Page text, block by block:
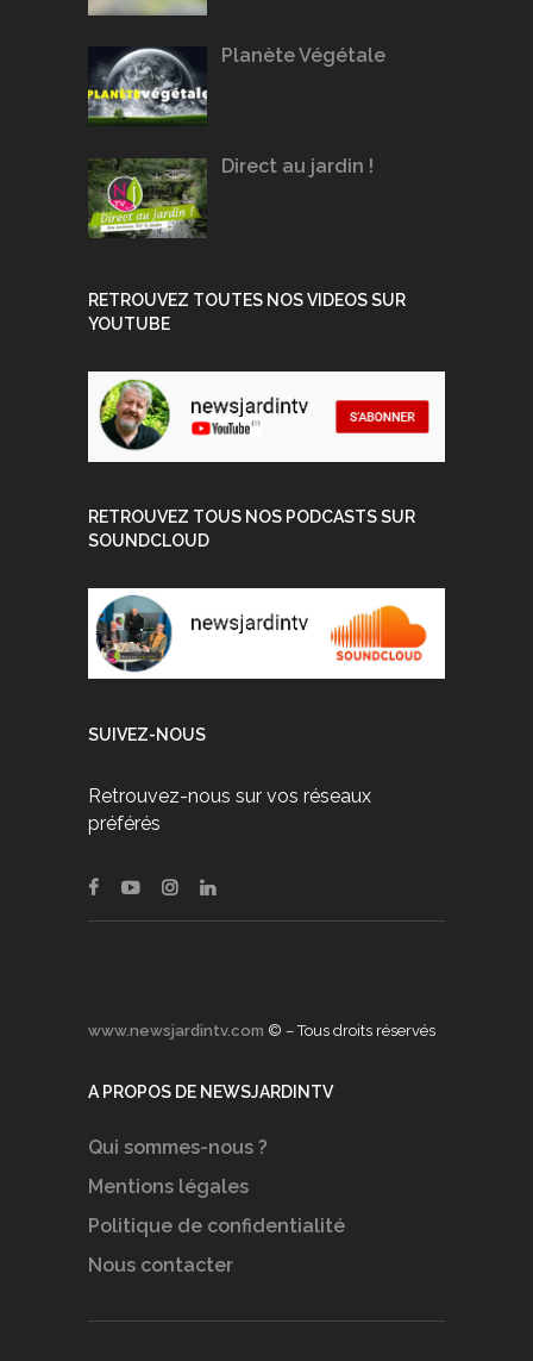
Planète Végétale
Direct au jardin !
RETROUVEZ TOUTES NOS VIDEOS SUR
YOUTUBE
RETROUVEZ TOUS NOS PODCASTS SUR
SOUNDCLOUD
SUIVEZ-NOUS
Retrouvez-nous sur vos réseaux
préférés
www.newsjardintv.com © – Tous droits réservés
A PROPOS DE NEWSJARDINTV
Qui sommes-nous ?
Mentions légales
Politique de confidentialité
Nous contacter